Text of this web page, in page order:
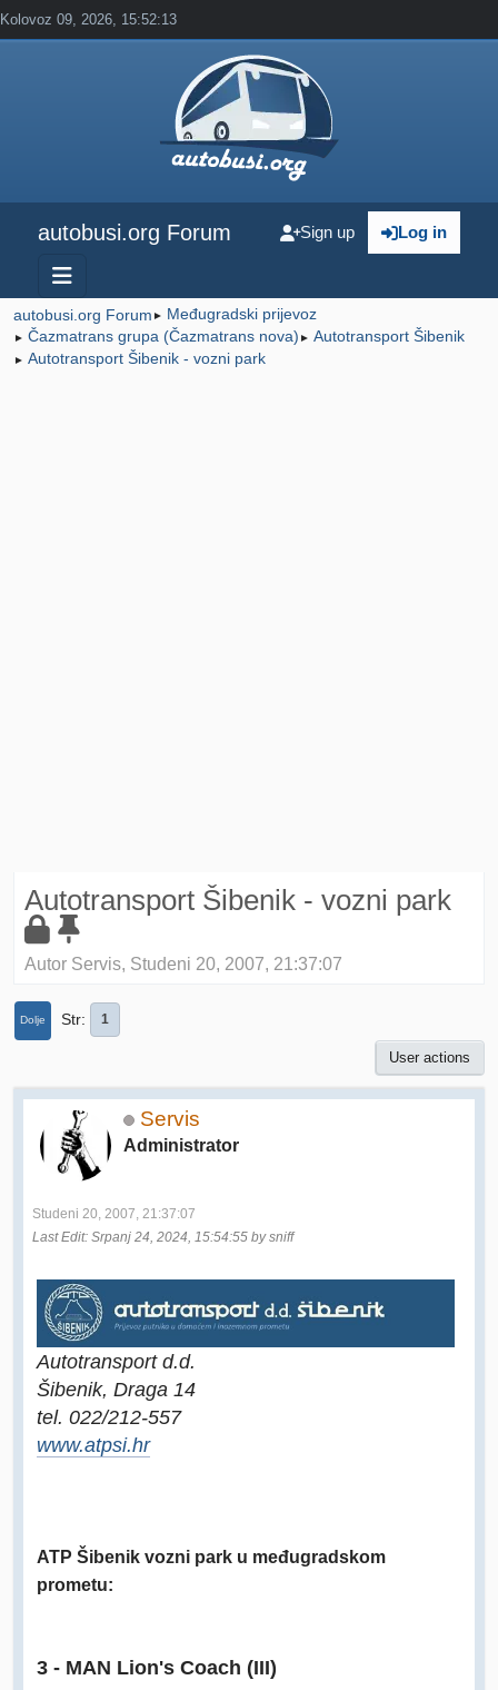
Kolovoz 09, 2026, 15:52:13
autobusi.org Forum Log in
Sign up
autobusi.org Forum ► Međugradski prijevoz
► Čazmatrans grupa (Čazmatrans nova) ► Autotransport Šibenik
► Autotransport Šibenik - vozni park
Autotransport Šibenik - vozni park
Autor Servis, Studeni 20, 2007, 21:37:07
Dolje Str 1
User actions
Servis
Administrator
Studeni 20, 2007, 21:37:07
Last Edit: Srpanj 24, 2024, 15:54:55 by sniff
Autotransport d.d.
Šibenik, Draga 14
tel. 022/212-557
www.atpsi.hr
ATP Šibenik vozni park u međugradskom
prometu:
3 - MAN Lion's Coach (III)